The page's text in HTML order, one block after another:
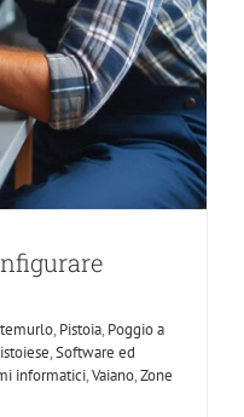
, Pistoia, Poggio a
,Software ed
informatici,Vaiano,Zone